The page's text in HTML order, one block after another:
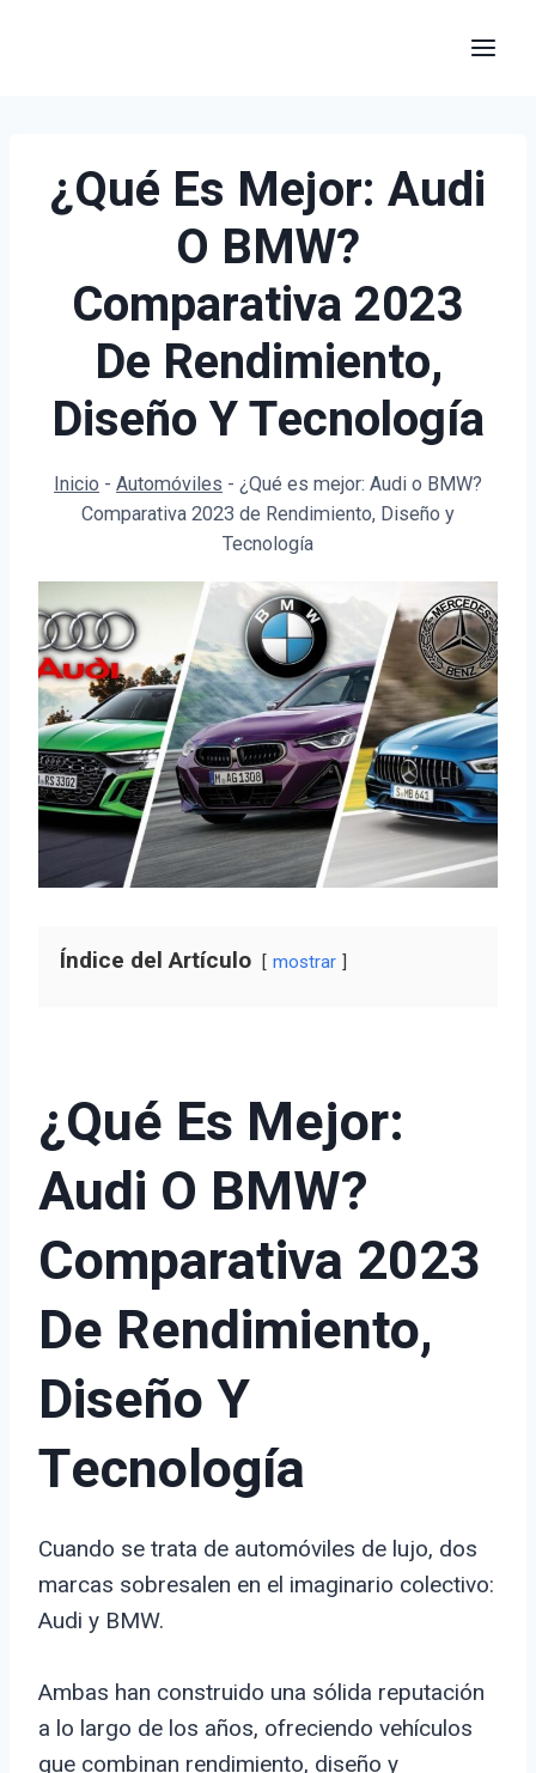
¿Qué Es Mejor: Audi
O BMW?
Comparativa 2023
De Rendimiento,
Diseño Y Tecnología
Inicio - Automóviles - ¿Qué es mejor: Audi o BMW?
Comparativa 2023 de Rendimiento, Diseño y
Tecnología
Índice del Artículo mostrar
¿Qué Es Mejor:
Audi O BMW?
Comparativa 2023
De Rendimiento,
Diseño Y
Tecnología
Cuando se trata de automóviles de lujo, dos
marcas sobresalen en el imaginario colectivo:
Audi y BMW.
Ambas han construido una sólida reputación
a lo largo de los años, ofreciendo vehículos
que combinan rendimiento, diseño y